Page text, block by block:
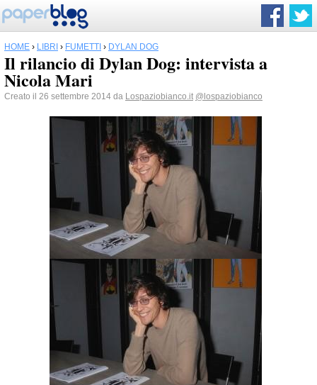
HOME › LIBRI › FUMETTI › DYLAN DOG
Il rilancio di Dylan Dog: intervista a
Nicola Mari
Creato il 26 settembre 2014 da Lospaziobianco.it @lospaziobianco